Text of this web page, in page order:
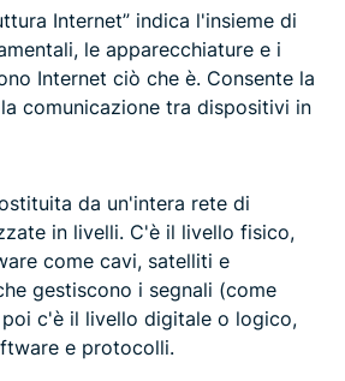
Internet” indica l'insieme di
le apparecchiature e i
Internet ciò che è. Consente la
comunicazione tra dispositivi in
da un'intera rete di
in livelli. C'è il livello fisico,
come cavi, satelliti e
gestiscono i segnali (come
c'è il livello digitale o logico,
e protocolli.